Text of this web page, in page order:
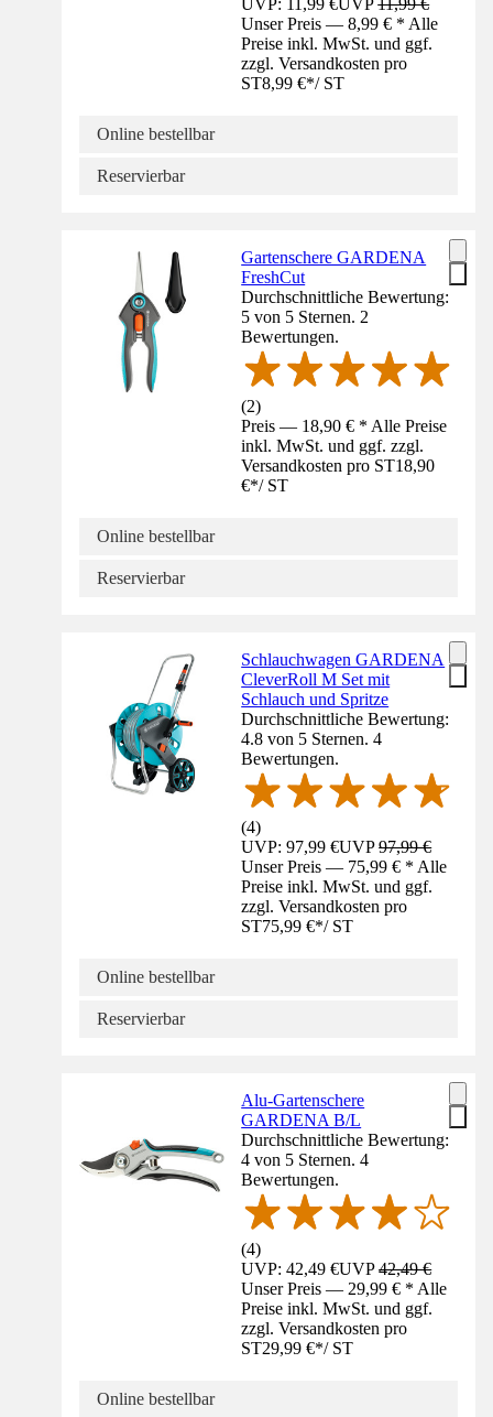
Unser Preis — 8,99 € * Alle
Preise inkl. MwSt. und ggf.
zzgl. Versandkosten pro
ST8,99 €*/ ST
Online bestellbar
Reservierbar
Gartenschere GARDENA
FreshCut
Durchschnittliche Bewertung:
5 von 5 Sternen. 2
Bewertungen.
(2)
Preis — 18,90 € * Alle Preise
inkl. MwSt. und ggf. zzgl.
Versandkosten pro ST18,90
€*/ ST
Online bestellbar
Reservierbar
Schlauchwagen GARDENA
CleverRoll M Set mit
Schlauch und Spritze
Durchschnittliche Bewertung:
4.8 von 5 Sternen. 4
Bewertungen.
(4)
UVP: 97,99 €UVP97,99 €
Unser Preis — 75,99 € * Alle
Preise inkl. MwSt. und ggf.
zzgl. Versandkosten pro
ST75,99 €*/ ST
Online bestellbar
Reservierbar
Alu-Gartenschere
GARDENA B/L
Durchschnittliche Bewertung:
4 von 5 Sternen. 4
Bewertungen.
(4)
UVP: 42,49 €UVP42,49 €
Unser Preis — 29,99 € * Alle
Preise inkl. MwSt. und ggf.
zzgl. Versandkosten pro
ST29,99 €*/ ST
Online bestellbar